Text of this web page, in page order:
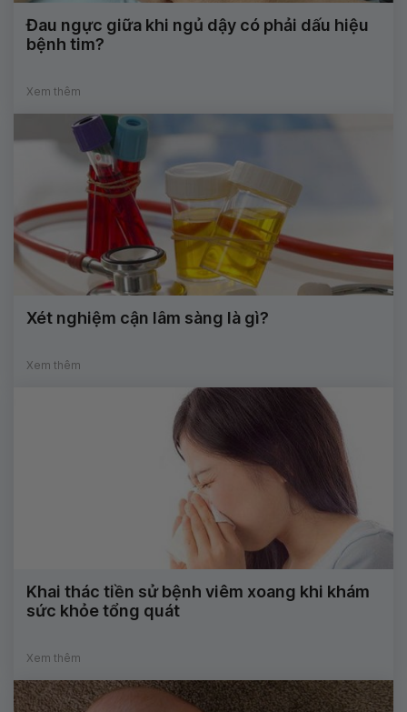
Đau ngực giữa khi ngủ dậy có phải dấu hiệu
bệnh tim?
Xem thêm
Xét nghiệm cận lâm sàng là gì?
Xem thêm
Khai thác tiền sử bệnh viêm xoang khi khám
sức khỏe tổng quát
Xem thêm